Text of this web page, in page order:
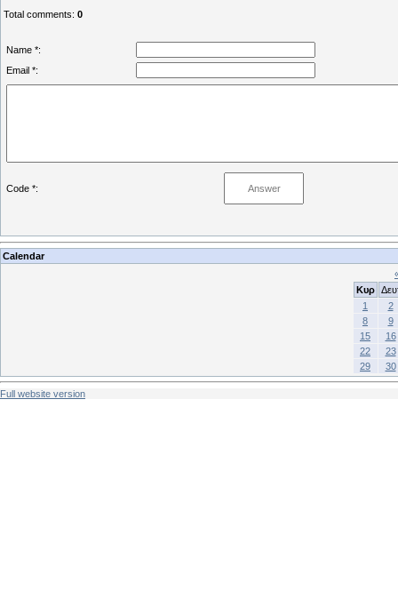
Total comments: 0
Name *:
Email *:
Code *:
Calendar
Κυρ
1
2
8
9
15
16
22
23
29
30
Full website version